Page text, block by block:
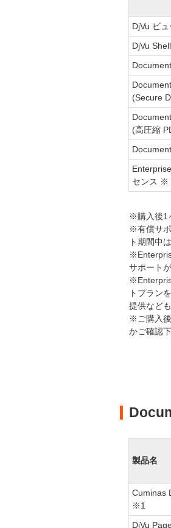
DjVu ビュ
DjVu
(Secure
(高圧縮
センス ※
※購入後1
※有償サ
ト期間中
サポート
トプラン
提供など
※ご購入
かご確認
製品名
Cuminas
※1
DjVu